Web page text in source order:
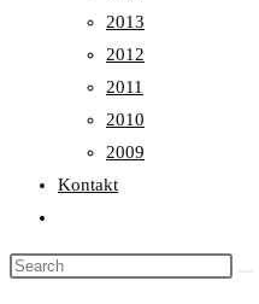
2013
2012
2011
2010
2009
Kontakt
search
Search